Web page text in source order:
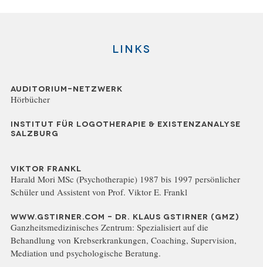
Links
AUDITORIUM-NETZWERK
Hörbücher
INSTITUT FÜR LOGOTHERAPIE & EXISTENZANALYSE
SALZBURG
VIKTOR FRANKL
Harald Mori MSc (Psychotherapie) 1987 bis 1997 persönlicher
Schüler und Assistent von Prof. Viktor E. Frankl
WWW.GSTIRNER.COM - DR. KLAUS GSTIRNER (GMZ)
Ganzheitsmedizinisches Zentrum: Spezialisiert auf die
Behandlung von Krebserkrankungen, Coaching, Supervision,
Mediation und psychologische Beratung.